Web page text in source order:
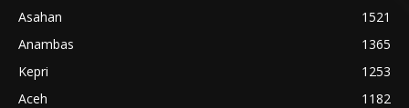
Asahan
1521
Anambas
1365
Kepri
1253
Aceh
1182